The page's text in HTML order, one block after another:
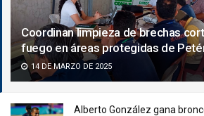
Coordinan limpieza de brechas
fuego en áreas protegidas de
14 DE MARZO DE 2025
Alberto González gana